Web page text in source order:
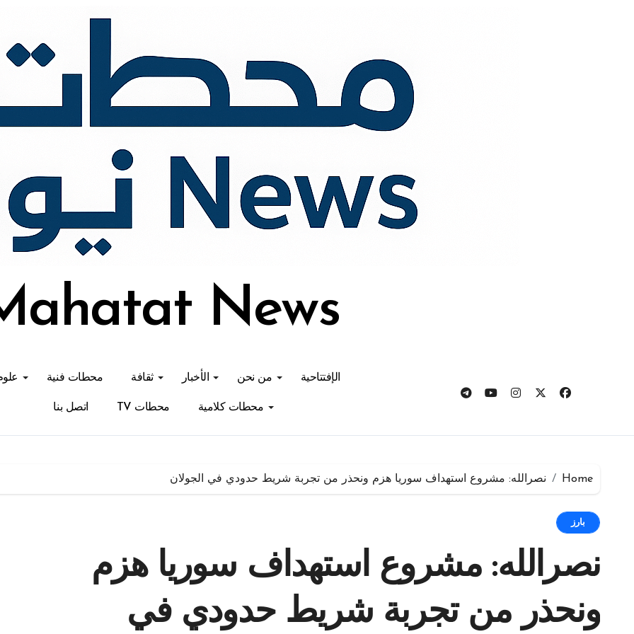
News
الإفتتاحية من نحن الأخبار ثقافة محطات فنية
محطات كلامية محطات TV اتصل بنا
Home نصرالله: مشروع استهداف سوريا هزم ونحذر من تجربة شريط حدودي في الجولان
بارز
نصرالله: مشروع استهداف سوريا هزم
ونحذر من تجربة شريط حدودي في